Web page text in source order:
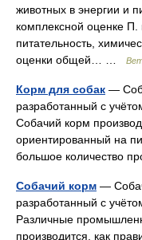
животных в энергии и
комплексной оценке
питательность,
оценки общей… …
Корм для собак —
разработанный с
Собачий корм
ориентированный на
большое количество
Собачий корм —
разработанный с
Различные
производится, как